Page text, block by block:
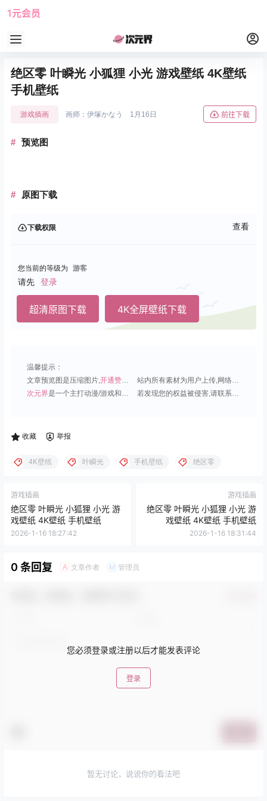
1元会员
绝区零 叶瞬光 小狐狸 小光 游戏壁纸 4K壁纸
手机壁纸
游戏插画 画师：伊塚かなう 1月16日 前往下载
预览图
原图下载
下载权限 查看
您当前的等级为 游客
请先 登录
超清原图下载 4K全屏壁纸下载
温馨提示：
文章预览图是压缩图片,开通赞助会员 可免费下载超清原图;
站内所有素材为用户上传,网络分享或原创,请勿用于商业用途;
次元界是一个主打动漫/游戏和虚拟偶像角色的插画壁纸平台; 若发现您的权益被侵害,请联系QQ1815919191,我们尽快处理.
收藏 举报
4K壁纸 叶瞬光 手机壁纸 绝区零
游戏插画
绝区零 叶瞬光 小狐狸 小光 游
戏壁纸 4K壁纸 手机壁纸
2026-1-16 18:27:42
游戏插画
绝区零 叶瞬光 小狐狸 小光 游
戏壁纸 4K壁纸 手机壁纸
2026-1-16 18:31:44
0 条回复 A 文章作者 M 管理员
您必须登录或注册以后才能发表评论
登录
暂无讨论，说说你的看法吧